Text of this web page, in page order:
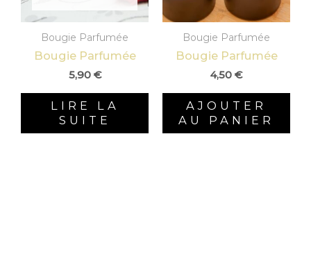
Bougie Parfumée
Bougie Parfumée
5,90 €
LIRE LA
SUITE
Bougie Parfumée
Bougie Parfumée
4,50 €
AJOUTER
AU PANIER